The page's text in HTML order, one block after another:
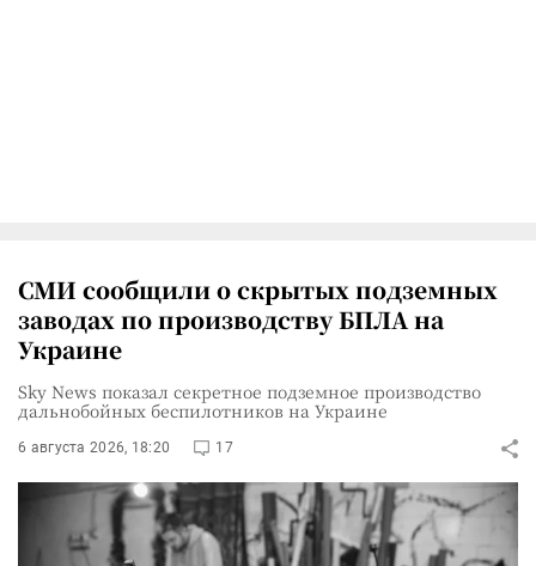
СМИ сообщили о скрытых подземных
заводах по производству БПЛА на
Украине
Sky News показал секретное подземное производство
дальнобойных беспилотников на Украине
6 августа 2026, 18:20 17